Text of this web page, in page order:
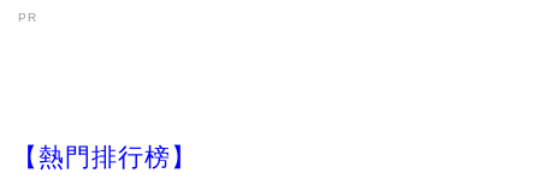
PR
【熱門排行榜】